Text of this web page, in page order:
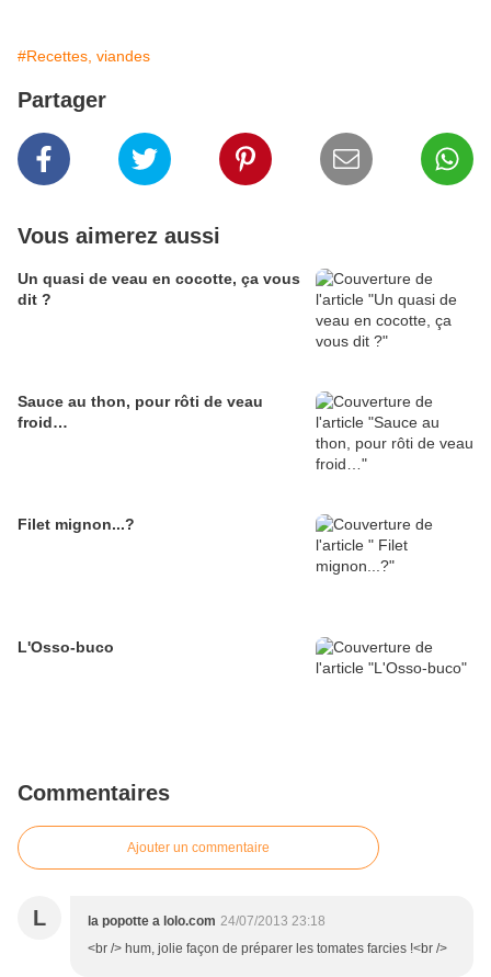
#Recettes, viandes
Partager
Vous aimerez aussi
Un quasi de veau en cocotte, ça vous
dit ?
Sauce au thon, pour rôti de veau
froid…
Filet mignon...?
L'Osso-buco
Commentaires
Ajouter un commentaire
L la popotte a lolo.com 24/07/2013 23:18
<br /> hum, jolie façon de préparer les tomates farcies !<br />